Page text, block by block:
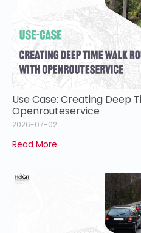
Use Case: Creating Deep
Openrouteservice
2026-07-02
Read More